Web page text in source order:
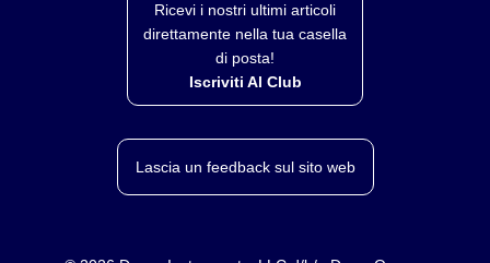
Ricevi i nostri ultimi articoli
direttamente nella tua casella
di posta!
Iscriviti Al Club
Lascia un feedback sul sito web